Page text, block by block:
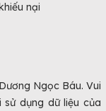
nại
Ngọc Báu. Vui
sử dụng dữ liệu của